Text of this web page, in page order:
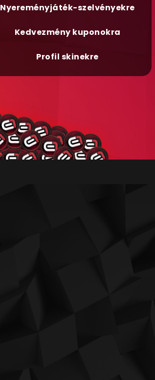
Nyereményjáték-szelvényekre
Kedvezmény kuponokra
Profil skinekre